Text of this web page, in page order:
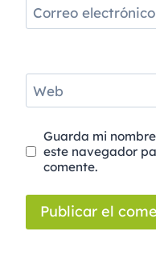
Correo electrónico
Web
Guarda mi
este navegador
comente.